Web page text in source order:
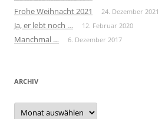
Frohe Weihnacht 2021 24. Dezember 2021
Ja, er lebt noch … 12. Februar 2020
Manchmal … 6. Dezember 2017
ARCHIV
Archiv